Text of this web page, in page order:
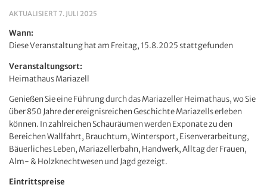
AKTUALISIERT 7. JULI 2025
Wann:
Diese Veranstaltung hat am Freitag, 15.8.2025 stattgefunden
Veranstaltungsort:
Heimathaus Mariazell
Genießen Sie eine Führung durch das Mariazeller Heimathaus, wo Sie
über 850 Jahre der ereignisreichen Geschichte Mariazells erleben
können. In zahlreichen Schauräumen werden Exponate zu den
Bereichen Wallfahrt, Brauchtum, Wintersport, Eisenverarbeitung,
Bäuerliches Leben, Mariazellerbahn, Handwerk, Alltag der Frauen,
Alm- & Holzknechtwesen und Jagd gezeigt.
Eintrittspreise